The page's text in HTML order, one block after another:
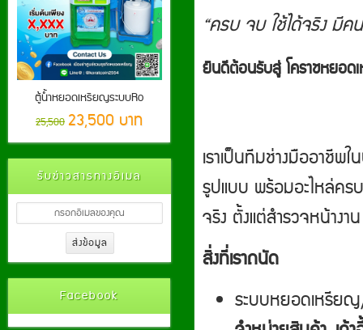
ตู้น้ำหยอดเหรียญระบบRo
25,500 23,500 บาท
รับข่าวสารทางอีเมล
Facebook
“ครบ จบ ใช้ได้จริง มีค
ยินดีต้อนรับสู่ โคราชหยอ
เราเป็นทีมช่างมืออาชีพ
รูปแบบ พร้อมอะไหล่คร
จริง ตั้งแต่สำรวจหน้าง
สิ่งที่เราถนัด
ระบบหยอดเหรีย